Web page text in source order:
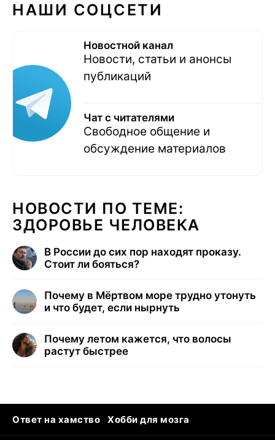
НАШИ СОЦСЕТИ
Новостной канал
Новости, статьи и анонсы
публикаций
Чат с читателями
Свободное общение и
обсуждение материалов
НОВОСТИ ПО ТЕМЕ:
ЗДОРОВЬЕ ЧЕЛОВЕКА
В России до сих пор находят проказу.
Стоит ли бояться?
Почему в Мёртвом море трудно утонуть
и что будет, если нырнуть
Почему летом кажется, что волосы
растут быстрее
Ответ на хамство
Хобби для мозга
Бензин 100 и 95
Тунцы в океанариуме